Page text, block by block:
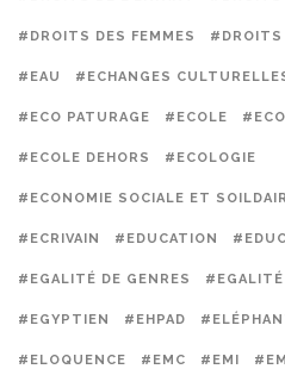
#DROITS DES FEMMES #DROITS
#EAU #ECHANGES
#ECO PATURAGE #ECOLE
#ECOLE DEHORS #ECOLOGIE
#ECONOMIE SOCIALE ET
#ECRIVAIN #EDUCATION
#EGALITÉ DE GENRES
#EGYPTIEN #EHPAD
#ELOQUENCE #EMC #EMI